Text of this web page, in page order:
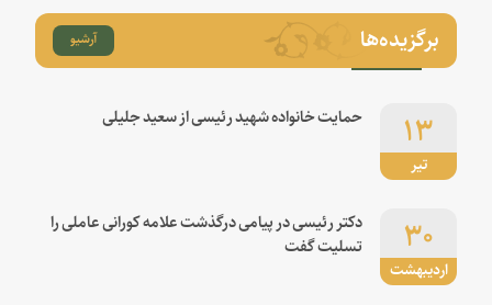
برگزیده‌ها آرشیو
تیر
۱۳ حمایت خانواده شهید رئیسی از سعید جلیلی
اردیبهشت
۳۰
دکتر رئیسی در پیامی درگذشت علامه کورانی عاملی را
تسلیت گفت